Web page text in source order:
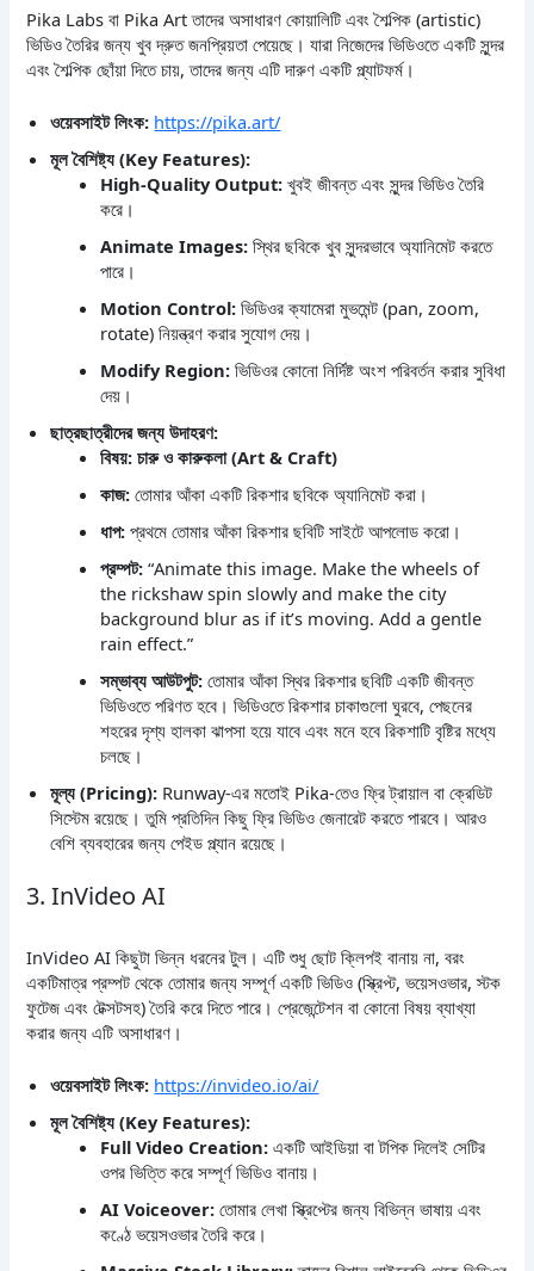
Pika Labs বা Pika Art তাদের অসাধারণ কোয়ালিটি এবং শৈল্পিক (artistic)
ভিডিও তৈরির জন্য খুব দ্রুত জনপ্রিয়তা পেয়েছে। যারা নিজেদের ভিডিওতে একটি সুন্দর
এবং শৈল্পিক ছোঁয়া দিতে চায়, তাদের জন্য এটি দারুণ একটি প্ল্যাটফর্ম।
ওয়েবসাইট লিংক: https://pika.art/
মূল বৈশিষ্ট্য (Key Features):
High-Quality Output: খুবই জীবন্ত এবং সুন্দর ভিডিও তৈরি
করে।
Animate Images: স্থির ছবিকে খুব সুন্দরভাবে অ্যানিমেট করতে
পারে।
Motion Control: ভিডিওর ক্যামেরা মুভমেন্ট (pan, zoom,
rotate) নিয়ন্ত্রণ করার সুযোগ দেয়।
Modify Region: ভিডিওর কোনো নির্দিষ্ট অংশ পরিবর্তন করার সুবিধা
দেয়।
ছাত্রছাত্রীদের জন্য উদাহরণ:
বিষয়: চারু ও কারুকলা (Art & Craft)
কাজ: তোমার আঁকা একটি রিকশার ছবিকে অ্যানিমেট করা।
ধাপ: প্রথমে তোমার আঁকা রিকশার ছবিটি সাইটে আপলোড করো।
প্রম্পট: “Animate this image. Make the wheels of
the rickshaw spin slowly and make the city
background blur as if it’s moving. Add a gentle
rain effect.”
সম্ভাব্য আউটপুট: তোমার আঁকা স্থির রিকশার ছবিটি একটি জীবন্ত
ভিডিওতে পরিণত হবে। ভিডিওতে রিকশার চাকাগুলো ঘুরবে, পেছনের
শহরের দৃশ্য হালকা ঝাপসা হয়ে যাবে এবং মনে হবে রিকশাটি বৃষ্টির মধ্যে
চলছে।
মূল্য (Pricing): Runway-এর মতোই Pika-তেও ফ্রি ট্রায়াল বা ক্রেডিট
সিস্টেম রয়েছে। তুমি প্রতিদিন কিছু ফ্রি ভিডিও জেনারেট করতে পারবে। আরও
বেশি ব্যবহারের জন্য পেইড প্ল্যান রয়েছে।
3. InVideo AI
InVideo AI কিছুটা ভিন্ন ধরনের টুল। এটি শুধু ছোট ক্লিপই বানায় না, বরং
একটিমাত্র প্রম্পট থেকে তোমার জন্য সম্পূর্ণ একটি ভিডিও (স্ক্রিপ্ট, ভয়েসওভার, স্টক
ফুটেজ এবং টেক্সটসহ) তৈরি করে দিতে পারে। প্রেজেন্টেশন বা কোনো বিষয় ব্যাখ্যা
করার জন্য এটি অসাধারণ।
ওয়েবসাইট লিংক: https://invideo.io/ai/
মূল বৈশিষ্ট্য (Key Features):
Full Video Creation: একটি আইডিয়া বা টপিক দিলেই সেটির
ওপর ভিত্তি করে সম্পূর্ণ ভিডিও বানায়।
AI Voiceover: তোমার লেখা স্ক্রিপ্টের জন্য বিভিন্ন ভাষায় এবং
কণ্ঠে ভয়েসওভার তৈরি করে।